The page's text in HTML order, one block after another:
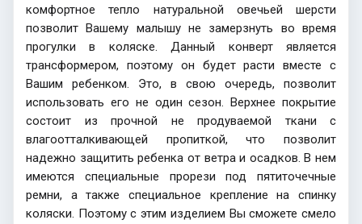
комфортное тепло натуральной овечьей шерсти
позволит Вашему малышу не замерзнуть во время
прогулки в коляске. Данный конверт является
трансформером, поэтому он будет расти вместе с
Вашим ребенком. Это, в свою очередь, позволит
использовать его не один сезон. Верхнее покрытие
состоит из прочной не продуваемой ткани с
влагоотталкивающей пропиткой, что позволит
надежно защитить ребенка от ветра и осадков. В нем
имеются специальные прорези под пятиточечные
ремни, а также специальное крепление на спинку
коляски. Поэтому с этим изделием Вы сможете смело